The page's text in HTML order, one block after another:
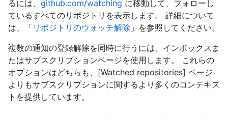
るには、 github.com/watching に移動して、フォローし
ているすべてのリポジトリを表示します。 詳細について
は、「 リポジトリのウォッチ解除 」を参照してください。
複数の通知の登録解除を同時に行うには、インボックスま
たはサブスクリプションページを使用します。 これらの
オプションはどちらも、[Watched repositories] ページ
よりもサブスクリプションに関するより多くのコンテキス
トを提供しています。